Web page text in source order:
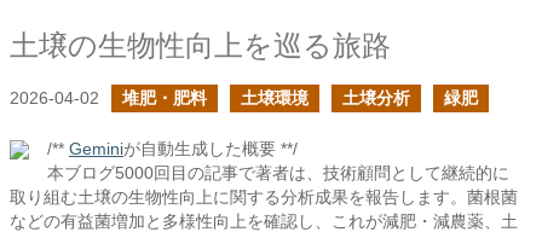
土壌の生物性向上を巡る旅路
2026-04-02 堆肥・肥料 土壌環境 土壌分析 緑肥
/** Geminiが自動生成した概要 **/
本ブログ5000回目の記事で著者は、技術顧問として継続的に
取り組む土壌の生物性向上に関する分析成果を報告します。菌根菌
などの有益菌増加と多様性向上を確認し、これが減肥・減農薬、土